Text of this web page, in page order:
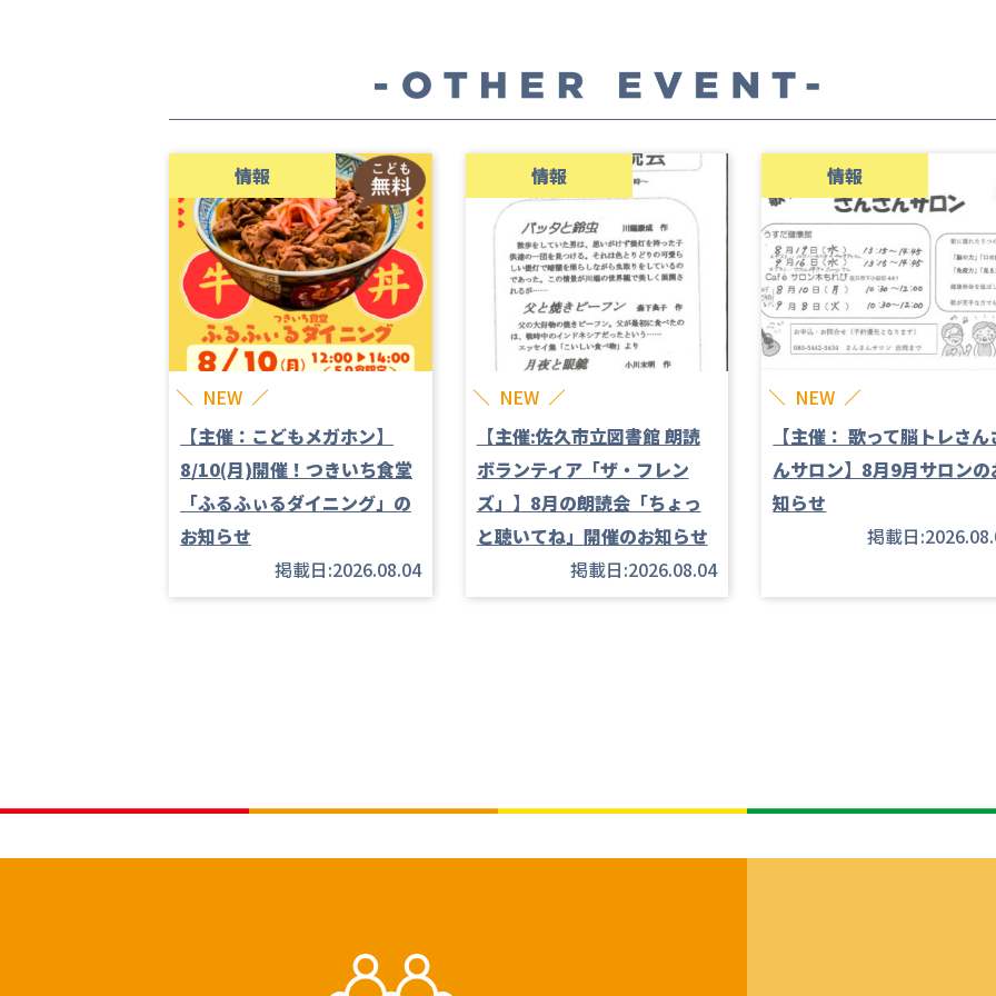
情報
NEW
【主催：こどもメガホン】
8/10(月)開催！つきいち食堂
「ふるふぃるダイニング」の
お知らせ
掲載日:2026.08.04
情報
NEW
【主催:佐久市立図書館 朗読
ボランティア「ザ・フレン
ズ」】8月の朗読会「ちょっ
と聴いてね」開催のお知らせ
掲載日:2026.08.04
情報
NEW
【主催： 歌って脳トレさん
んサロン】8月9月サロンの
知らせ
掲載日